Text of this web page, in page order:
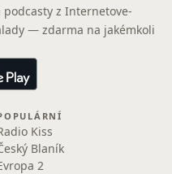
podcasty z Internetove-
— zdarma na jakémkoli
Kiss
Blaník
2